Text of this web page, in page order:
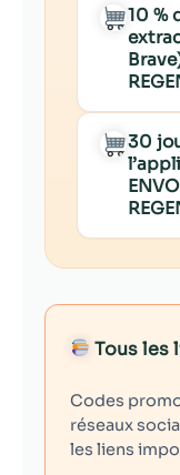
10 %
30
Tous les
Codes
réseaux
les liens